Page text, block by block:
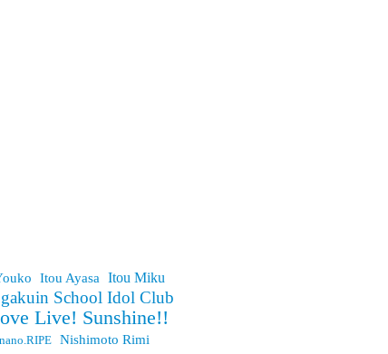
Itou Ayasa
Itou Miku
School Idol Club
Live! Sunshine!!
nano.RIPE Nishimoto Rimi